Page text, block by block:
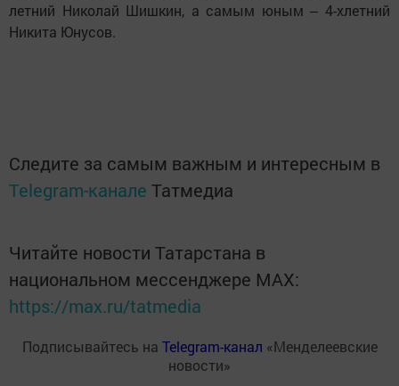
летний Николай Шишкин, а самым юным ‒ 4-хлетний
Никита Юнусов.
Следите за самым важным и интересным в
Telegram-канале Татмедиа
Читайте новости Татарстана в
национальном мессенджере MАХ:
https://max.ru/tatmedia
Подписывайтесь на Telegram-канал «Менделеевские
новости»